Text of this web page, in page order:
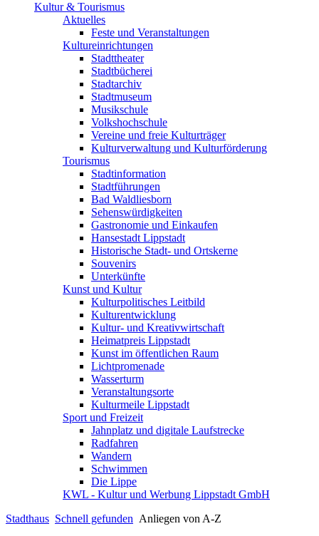
Kultur & Tourismus
Aktuelles
Feste und Veranstaltungen
Kultureinrichtungen
Stadttheater
Stadtbücherei
Stadtarchiv
Stadtmuseum
Musikschule
Volkshochschule
Vereine und freie Kulturträger
Kulturverwaltung und Kulturförderung
Tourismus
Stadtinformation
Stadtführungen
Bad Waldliesborn
Sehenswürdigkeiten
Gastronomie und Einkaufen
Hansestadt Lippstadt
Historische Stadt- und Ortskerne
Souvenirs
Unterkünfte
Kunst und Kultur
Kulturpolitisches Leitbild
Kulturentwicklung
Kultur- und Kreativwirtschaft
Heimatpreis Lippstadt
Kunst im öffentlichen Raum
Lichtpromenade
Wasserturm
Veranstaltungsorte
Kulturmeile Lippstadt
Sport und Freizeit
Jahnplatz und digitale Laufstrecke
Radfahren
Wandern
Schwimmen
Die Lippe
KWL - Kultur und Werbung Lippstadt GmbH
Stadthaus Schnell gefunden Anliegen von A-Z